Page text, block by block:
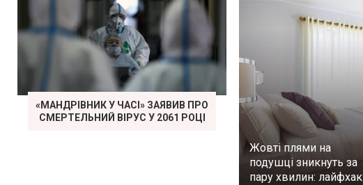
Жовті плями на
подушці зникнуть за
пару хвилин: лайфхак
«МАНДРІВНИК У ЧАСІ» ЗАЯВИВ ПРО
СМЕРТЕЛЬНИЙ ВІРУС У 2061 РОЦІ